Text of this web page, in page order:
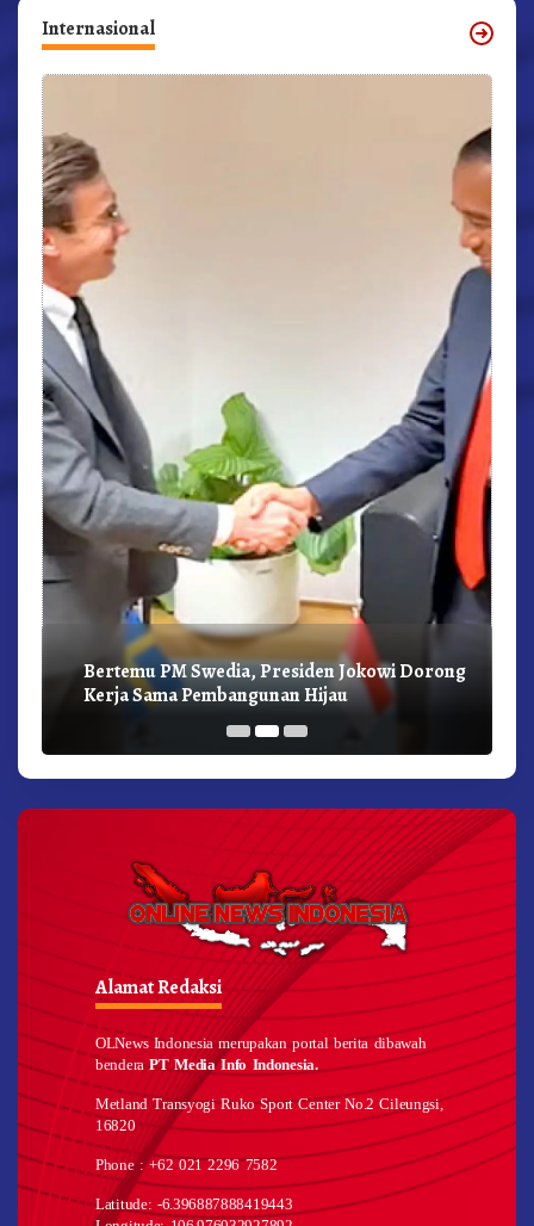
Internasional
Bertemu PM Swedia, Presiden Jokowi Dorong
Kerja Sama Pembangunan Hijau
Alamat Redaksi
OLNews Indonesia merupakan portal berita dibawah
benderaPT Media Info Indonesia.
Metland Transyogi Ruko Sport Center No.2 Cileungsi,
16820
Phone : +62 021 2296 7582
Latitude: -6.396887888419443